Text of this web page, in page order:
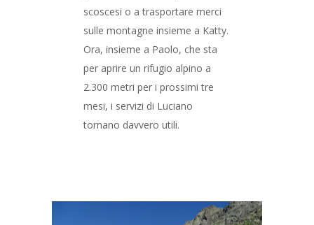
scoscesi o a trasportare merci
sulle montagne insieme a Katty.
Ora, insieme a Paolo, che sta
per aprire un rifugio alpino a
2.300 metri per i prossimi tre
mesi, i servizi di Luciano
tornano davvero utili.